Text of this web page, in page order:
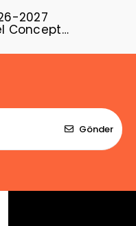
2027
Concept
Gönder